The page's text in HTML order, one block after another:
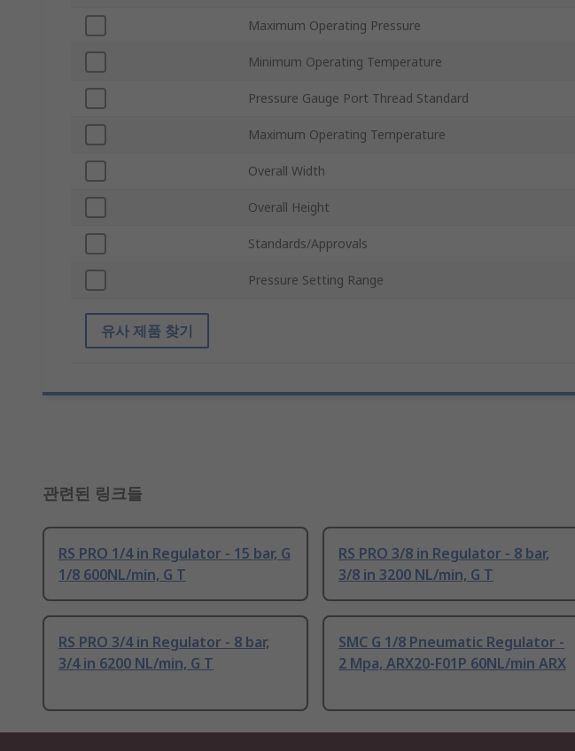
Maximum Operating Pressure
Minimum Operating Temperature
Pressure Gauge Port Thread Standard
Maximum Operating Temperature
Overall Width
Overall Height
Standards/Approvals
Pressure Setting Range
유사 제품 찾기
관련된 링크들
RS PRO 1/4 in Regulator - 15 bar, G
1/8 600NL/min, G T
RS PRO 3/8 in Regulator - 8 bar,
3/8 in 3200 NL/min, G T
RS PRO 3/4 in Regulator - 8 bar,
3/4 in 6200 NL/min, G T
SMC G 1/8 Pneumatic Regulator -
2 Mpa, ARX20-F01P 60NL/min ARX